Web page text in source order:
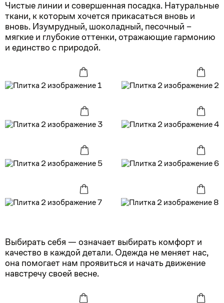
Чистые линии и совершенная посадка. Натуральные
ткани, к которым хочется прикасаться вновь и
вновь. Изумрудный, шоколадный, песочный –
мягкие и глубокие оттенки, отражающие гармонию
и единство с природой.
Выбирать себя — означает выбирать комфорт и
качество в каждой детали. Одежда не меняет нас,
она помогает нам проявиться и начать движение
навстречу своей весне.